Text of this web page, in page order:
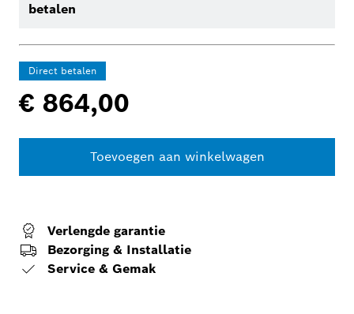
betalen
Direct betalen
€ 864,00
Toevoegen aan winkelwagen
Verlengde garantie
Bezorging & Installatie
Service & Gemak